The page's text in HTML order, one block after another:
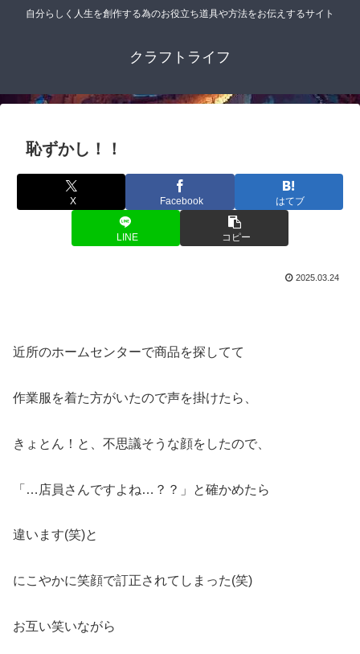
自分らしく人生を創作する為のお役立ち道具や方法をお伝えするサイト
クラフトライフ
恥ずかし！！
X Facebook はてブ
LINE コピー
2025.03.24
近所のホームセンターで商品を探してて
作業服を着た方がいたので声を掛けたら、
きょとん！と、不思議そうな顔をしたので、
「…店員さんですよね…？？」と確かめたら
違います(笑)と
にこやかに笑顔で訂正されてしまった(笑)
お互い笑いながら